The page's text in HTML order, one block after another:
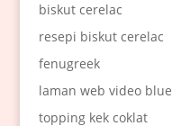
biskut cerelac
resepi biskut cerelac
fenugreek
laman web video blue
topping kek coklat